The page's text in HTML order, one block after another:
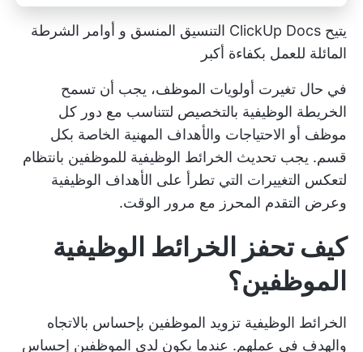
يتيح ClickUp Docs التنسيق المنسق و
أوامر الشرطة
المائلة للعمل بكفاءة أكبر
في حال تغيرت أولويات الموظف، يجب أن تسمح
الخريطة الوظيفية بالتخصيص لتتناسب مع دور كل
موظف أو الاحتياجات والأهداف المهنية الخاصة بكل
قسم. يجب تحديث الخرائط الوظيفية للموظفين بانتظام
لتعكس التغييرات التي تطرأ على الأهداف الوظيفية
وعرض التقدم المحرز مع مرور الوقت.
كيف تحفز الخرائط الوظيفية
الموظفين؟
الخرائط الوظيفية تزويد الموظفين بإحساس بالاتجاه
والهدف في عملهم. عندما يكون لدى الموظفين إحساس